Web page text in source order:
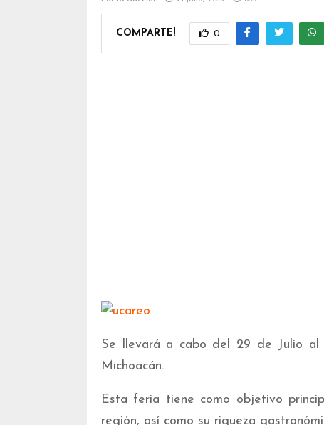
COMPARTE! 0
Se llevará a cabo del 29 de Julio
Michoacán.
Esta feria tiene como objetivo
región, así como su riqueza